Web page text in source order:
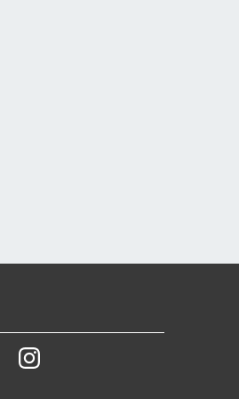
YoutubeInstagram